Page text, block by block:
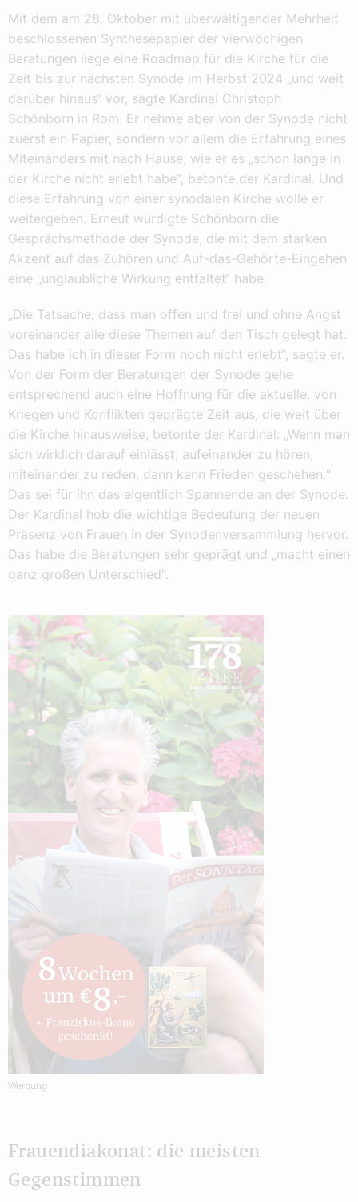
Mit dem am 28. Oktober mit überwältigender Mehrheit
beschlossenen Synthesepapier der vierwöchigen
Beratungen liege eine Roadmap für die Kirche für die
Zeit bis zur nächsten Synode im Herbst 2024 „und weit
darüber hinaus“ vor, sagte Kardinal Christoph
Schönborn in Rom. Er nehme aber von der Synode nicht
zuerst ein Papier, sondern vor allem die Erfahrung eines
Miteinanders mit nach Hause, wie er es „schon lange in
der Kirche nicht erlebt habe“, betonte der Kardinal. Und
diese Erfahrung von einer synodalen Kirche wolle er
weitergeben. Erneut würdigte Schönborn die
Gesprächsmethode der Synode, die mit dem starken
Akzent auf das Zuhören und Auf-das-Gehörte-Eingehen
eine „unglaubliche Wirkung entfaltet“ habe.
„Die Tatsache, dass man offen und frei und ohne Angst
voreinander alle diese Themen auf den Tisch gelegt hat.
Das habe ich in dieser Form noch nicht erlebt“, sagte er.
Von der Form der Beratungen der Synode gehe
entsprechend auch eine Hoffnung für die aktuelle, von
Kriegen und Konflikten geprägte Zeit aus, die weit über
die Kirche hinausweise, betonte der Kardinal: „Wenn man
sich wirklich darauf einlässt, aufeinander zu hören,
miteinander zu reden, dann kann Frieden geschehen.“
Das sei für ihn das eigentlich Spannende an der Synode.
Der Kardinal hob die wichtige Bedeutung der neuen
Präsenz von Frauen in der Synodenversammlung hervor.
Das habe die Beratungen sehr geprägt und „macht einen
ganz großen Unterschied“.
Werbung
Frauendiakonat: die meisten
Gegenstimmen